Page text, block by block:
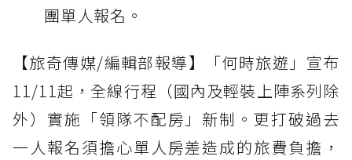
團單人報名。
【旅奇傳媒/編輯部報導】「何時旅遊」宣布
11/11起，全線行程（國內及輕裝上陣系列除
外）實施「領隊不配房」新制。更打破過去
一人報名須擔心單人房差造成的旅費負擔，